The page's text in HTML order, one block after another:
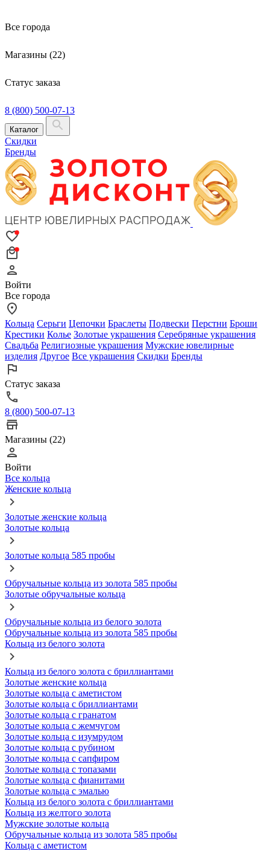
Все города
Магазины (22)
Статус заказа
8 (800) 500-07-13
Каталог
Скидки
Бренды
Войти
Все города
Кольца Серьги Цепочки Браслеты Подвески Перстни Броши
Крестики Колье Золотые украшения Серебряные украшения
Свадьба Религиозные украшения Мужские ювелирные
изделия Другое Все украшения Скидки Бренды
Статус заказа
8 (800) 500-07-13
Магазины (22)
Войти
Все кольца
Женские кольца
Золотые женские кольца
Золотые кольца
Золотые кольца 585 пробы
Обручальные кольца из золота 585 пробы
Золотые обручальные кольца
Обручальные кольца из белого золота
Обручальные кольца из золота 585 пробы
Кольца из белого золота
Кольца из белого золота с бриллиантами
Золотые женские кольца
Золотые кольца с аметистом
Золотые кольца с бриллиантами
Золотые кольца с гранатом
Золотые кольца с жемчугом
Золотые кольца с изумрудом
Золотые кольца с рубином
Золотые кольца с сапфиром
Золотые кольца с топазами
Золотые кольца с фианитами
Золотые кольца с эмалью
Кольца из белого золота с бриллиантами
Кольца из желтого золота
Мужские золотые кольца
Обручальные кольца из золота 585 пробы
Кольца с аметистом